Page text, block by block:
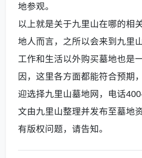
地参观。
以上就是关于九里山在哪的相
地人而言，之所以会来到九里
工作和生活以外购买墓地也是
因，这里各方面都能符合预期
迎选择九里山墓地网，电话
文由九里山整理并发布至墓地
有版权问题，请告知。